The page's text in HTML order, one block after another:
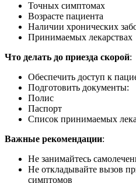
Точных симптомах
Возрасте пациента
Наличии хронических
Принимаемых лекарствах
Что делать до приезда скорой:
Обеспечить доступ к
Подготовить документы:
Полис
Паспорт
Список принимаемых
Важные рекомендации:
Не занимайтесь
Не откладывайте вызов
симптомов